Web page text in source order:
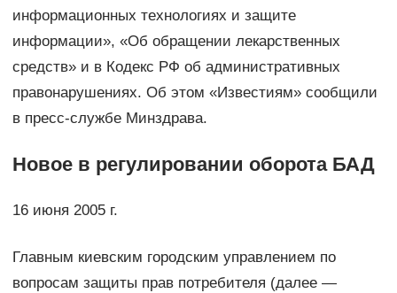
информационных технологиях и защите
информации», «Об обращении лекарственных
средств» и в Кодекс РФ об административных
правонарушениях. Об этом «Известиям» сообщили
в пресс-службе Минздрава.
Новое в регулировании оборота БАД
16 июня 2005 г.
Главным киевским городским управлением по
вопросам защиты прав потребителя (далее —